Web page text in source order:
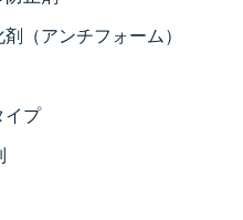
（アンチフォーム）
イプ